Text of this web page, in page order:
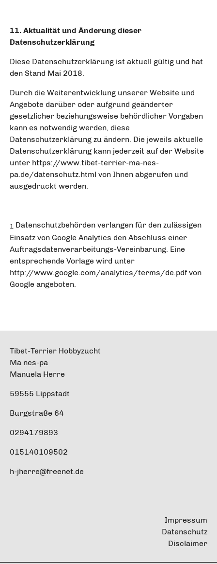
11. Aktualität und Änderung dieser
Datenschutzerklärung
Diese Datenschutzerklärung ist aktuell gültig und hat
den Stand Mai 2018.
Durch die Weiterentwicklung unserer Website und
Angebote darüber oder aufgrund geänderter
gesetzlicher beziehungsweise behördlicher Vorgaben
kann es notwendig werden, diese
Datenschutzerklärung zu ändern. Die jeweils aktuelle
Datenschutzerklärung kann jederzeit auf der Website
unter https://www.tibet-terrier-ma-nes-
pa.de/datenschutz.html von Ihnen abgerufen und
ausgedruckt werden.
1 Datenschutzbehörden verlangen für den zulässigen
Einsatz von Google Analytics den Abschluss einer
Auftragsdatenverarbeitungs-Vereinbarung. Eine
entsprechende Vorlage wird unter
http://www.google.com/analytics/terms/de.pdf von
Google angeboten.
Tibet-Terrier Hobbyzucht
Ma nes-pa
Manuela Herre
59555 Lippstadt
Burgstraße 64
0294179893
015140109502
h-jherre@freenet.de
Impressum
Datenschutz
Disclaimer